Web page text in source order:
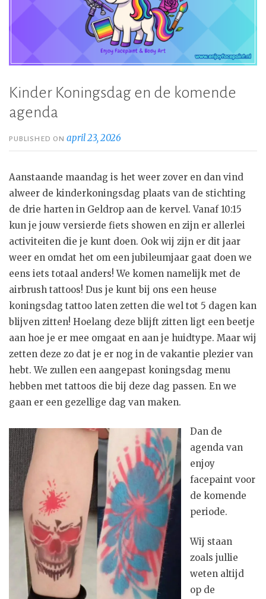
Kinder Koningsdag en de komende
agenda
PUBLISHED ONapril 23, 2026
Aanstaande maandag is het weer zover en dan vind
alweer de kinderkoningsdag plaats van de stichting
de drie harten in Geldrop aan de kervel. Vanaf 10:15
kun je jouw versierde fiets showen en zijn er allerlei
activiteiten die je kunt doen. Ook wij zijn er dit jaar
weer en omdat het om een jubileumjaar gaat doen we
eens iets totaal anders! We komen namelijk met de
airbrush tattoos! Dus je kunt bij ons een heuse
koningsdag tattoo laten zetten die wel tot 5 dagen kan
blijven zitten! Hoelang deze blijft zitten ligt een beetje
aan hoe je er mee omgaat en aan je huidtype. Maar wij
zetten deze zo dat je er nog in de vakantie plezier van
hebt. We zullen een aangepast koningsdag menu
hebben met tattoos die bij deze dag passen. En we
gaan er een gezellige dag van maken.
Dan de
agenda van
enjoy
facepaint voor
de komende
periode.
Wij staan
zoals jullie
weten altijd
op de